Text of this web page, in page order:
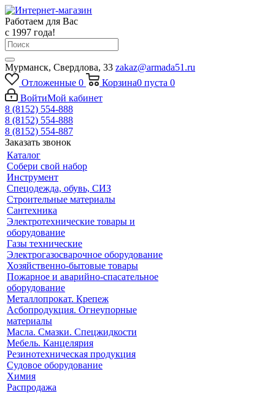
Работаем для Вас
с 1997 года!
Мурманск, Свердлова, 33 zakaz@armada51.ru
Отложенные 0 Корзина0 пуста 0
ВойтиМой кабинет
8 (8152) 554-888
8 (8152) 554-888
8 (8152) 554-887
Заказать звонок
Каталог
Собери свой набор
Инструмент
Спецодежда, обувь, СИЗ
Строительные материалы
Сантехника
Электротехнические товары и
оборудование
Газы технические
Электрогазосварочное оборудование
Хозяйственно-бытовые товары
Пожарное и аварийно-спасательное
оборудование
Металлопрокат. Крепеж
Асбопродукция. Огнеупорные
материалы
Масла. Смазки. Спецжидкости
Мебель. Канцелярия
Резинотехническая продукция
Судовое оборудование
Химия
Распродажа